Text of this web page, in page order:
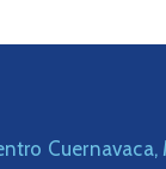
Cuernavaca,